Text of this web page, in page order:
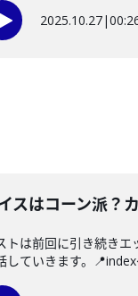
2025.10.27|
スはコーン派？
トは前回に引き続き
していきます。